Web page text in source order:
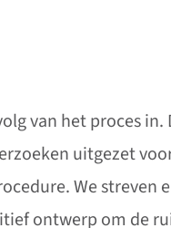
van het proces
uitgezet
We
ontwerp om de